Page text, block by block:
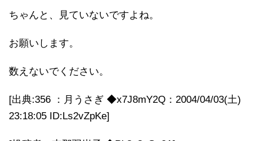
ちゃんと、見ていないですよね。
お願いします。
数えないでください。
[出典:356 ：月うさぎ ◆x7J8mY2Q：2004/04/03(土)
23:18:05 ID:Ls2vZpKe]